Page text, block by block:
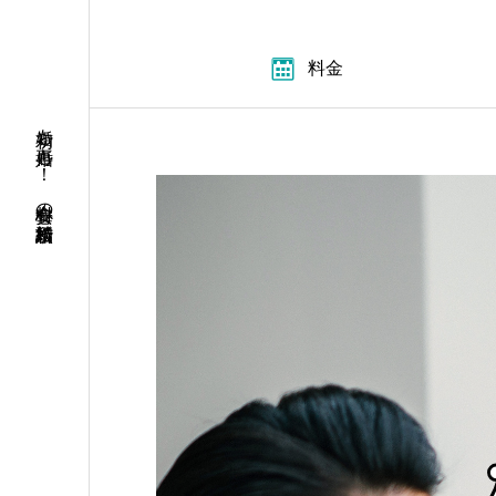
初婚も再婚も！ 安心料金の結婚相談所
料金